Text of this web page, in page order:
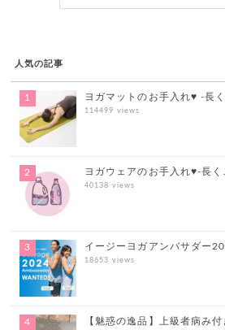
人気の記事
ヨガマットのお手入れ♥ -長
114499 views
ヨガウェアのお手入れ♥-長
40138 views
イージーヨガアンバサダー
18653 views
【魅惑の逸品】上級者病み